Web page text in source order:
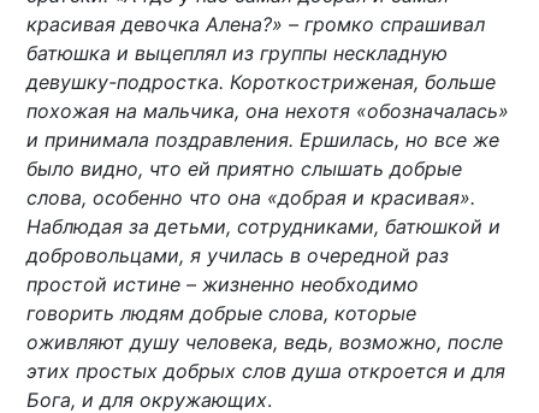
красивая девочка Алена?» – громко спрашивал
батюшка и выцеплял из группы нескладную
девушку-подростка. Короткостриженая, больше
похожая на мальчика, она нехотя «обозначалась»
и принимала поздравления. Ершилась, но все же
было видно, что ей приятно слышать добрые
слова, особенно что она «добрая и красивая».
Наблюдая за детьми, сотрудниками, батюшкой и
добровольцами, я училась в очередной раз
простой истине – жизненно необходимо
говорить людям добрые слова, которые
оживляют душу человека, ведь, возможно, после
этих простых добрых слов душа откроется и для
Бога, и для окружающих.